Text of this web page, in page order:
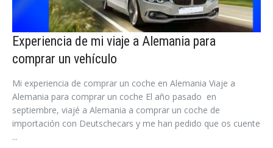
Experiencia de mi viaje a Alemania para
comprar un vehículo
Mi experiencia de comprar un coche en Alemania Viaje a
Alemania para comprar un coche El año pasado en
septiembre, viajé a Alemania a comprar un coche de
importación con Deutschecars y me han pedido que os cuente
...